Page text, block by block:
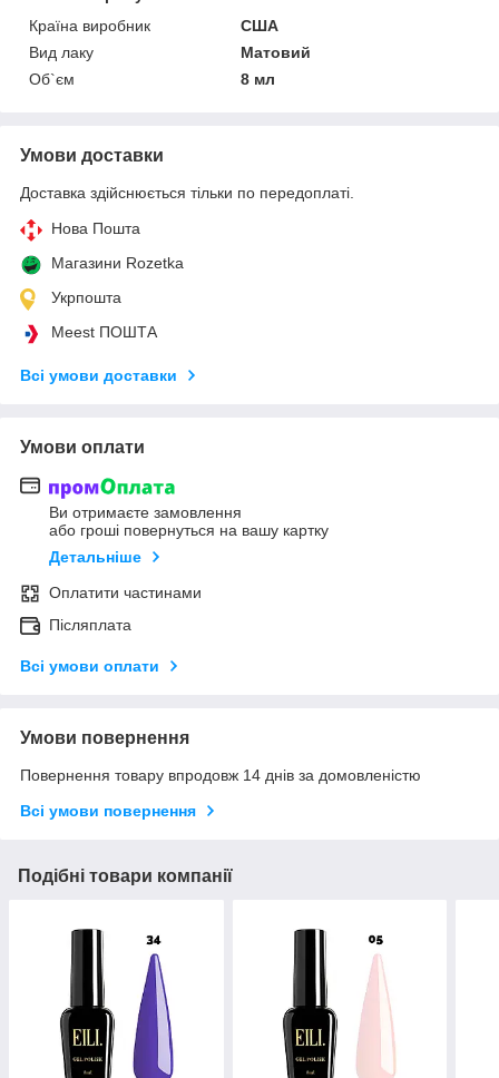
Країна виробник
США
Вид лаку
Матовий
Об`єм
8 мл
Умови доставки
Доставка здійснюється тільки по передоплаті.
Нова Пошта
Магазини Rozetka
Укрпошта
Meest ПОШТА
Всі умови доставки
Умови оплати
Ви отримаєте замовлення
або гроші повернуться на вашу картку
Детальніше
Оплатити частинами
Післяплата
Всі умови оплати
Умови повернення
Повернення товару впродовж 14 днів за домовленістю
Всі умови повернення
Подібні товари компанії